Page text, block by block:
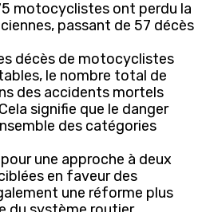
motocyclistes ont perdu la
passant de 57 décès
décès de motocyclistes
le nombre total de
des accidents mortels
signifie que le danger
des catégories
une approche à deux
en faveur des
une réforme plus